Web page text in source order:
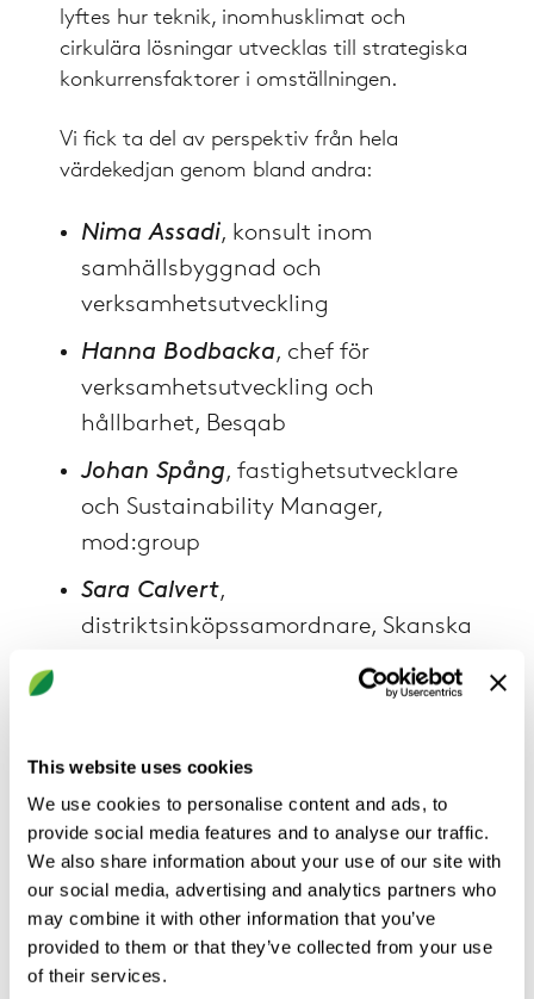
This website uses cookies
We use cookies to personalise content and ads, to
provide social media features and to analyse our traffic.
We also share information about your use of our site with
our social media, advertising and analytics partners who
may combine it with other information that you’ve
provided to them or that they’ve collected from your use
of their services.
lyftes hur teknik, inomhusklimat och
cirkulära lösningar utvecklas till strategiska
konkurrensfaktorer i omställningen.
Vi fick ta del av perspektiv från hela
värdekedjan genom bland andra:
Nima Assadi, konsult inom
samhällsbyggnad och
verksamhetsutveckling
Hanna Bodbacka, chef för
verksamhetsutveckling och
hållbarhet, Besqab
Johan Spång, fastighetsutvecklare
och Sustainability Manager,
mod:group
Sara Calvert,
distriktsinköpssamordnare, Skanska
produkt- och
Dagen gästades även av
Andersson , tidigare förbundskapten för
Sveriges herrlandslag i fotboll, som delade
sina insikter kring ledarskap och förändring
i tider av omställning.
Se vår film från eventet.